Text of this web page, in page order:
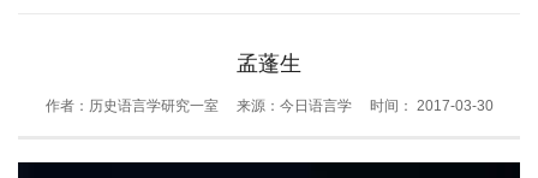
孟蓬生
作者：历史语言学研究一室 来源：今日语言学 时间： 2017-03-30